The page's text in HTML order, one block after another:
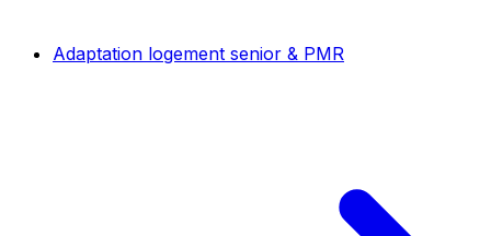
Adaptation logement senior & PMR